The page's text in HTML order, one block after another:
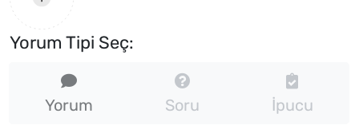
Yorum Tipi Seç:
Yorum Soru İpucu